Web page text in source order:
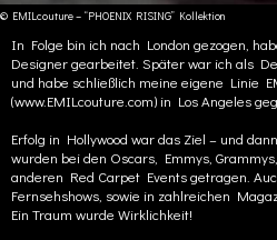
© EMILcouture – “PHOENIX RISING” Kollektion
In Folge bin ich nach London gezogen,
Designer gearbeitet. Später war ich als
und habe schließlich meine eigene Linie
(www.EMILcouture.com) in Los Angeles
Erfolg in Hollywood war das Ziel – und
wurden bei den Oscars, Emmys,
anderen Red Carpet Events getragen.
Fernsehshows, sowie in zahlreichen
Ein Traum wurde Wirklichkeit!